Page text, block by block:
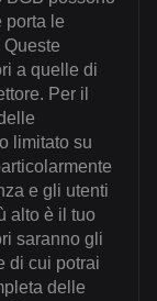
porta le
a quelle di
Per il
limitato su
e gli utenti
alto è il tuo
saranno gli
di cui potrai
delle